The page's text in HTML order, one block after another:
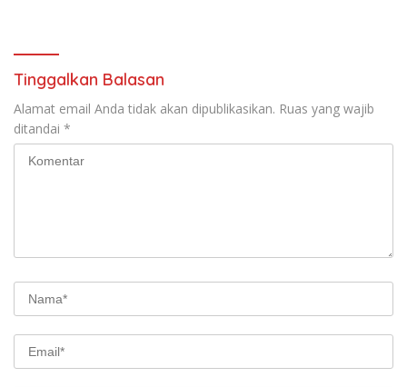
Tinggalkan Balasan
Alamat email Anda tidak akan dipublikasikan. Ruas yang wajib
ditandai *